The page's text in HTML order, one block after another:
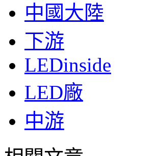
中國大陸
下游
LEDinside
LED廠
中游